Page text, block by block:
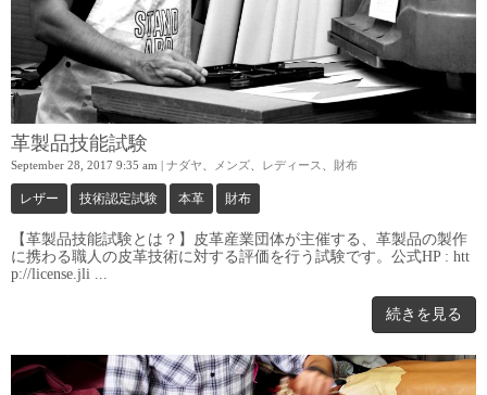
革製品技能試験
September 28, 2017 9:35 am ナダヤ、 メンズ、 レディース、 財布
レザー 技術認定試験 本革 財布
【革製品技能試験とは？】皮革産業団体が主催する、革製品の製作
に携わる職人の皮革技術に対する評価を行う試験です。公式HP : htt
p://license.jli ...
続きを見る